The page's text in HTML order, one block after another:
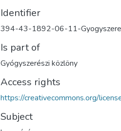
Identifier
394-43-1892-06-11-
Is part of
Gyógyszerészi közlöny
Access rights
https://creativecommons.org/
Subject